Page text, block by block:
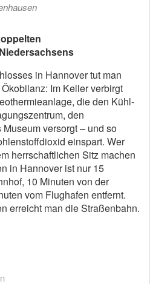
in Hannover tut man
Im Keller verbirgt
die den Kühl-
den
versorgt – und so
einspart. Wer
herrschaftlichen Sitz machen
in Hannover ist nur 15
10 Minuten von der
vom Flughafen entfernt.
erreicht man die Straßenbahn.